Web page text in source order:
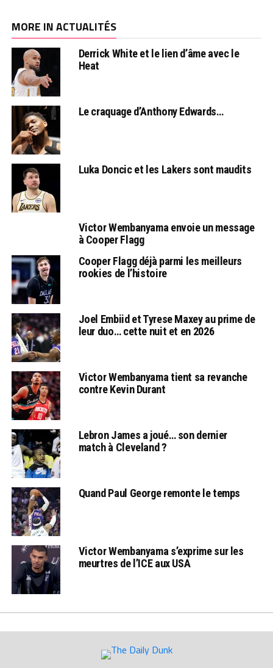
MORE IN ACTUALITÉS
Derrick White et le lien d’âme avec le
Heat
Le craquage d’Anthony Edwards…
Luka Doncic et les Lakers sont maudits
Victor Wembanyama envoie un message
à Cooper Flagg
Cooper Flagg déjà parmi les meilleurs
rookies de l’histoire
Joel Embiid et Tyrese Maxey au prime de
leur duo… cette nuit et en 2026
Victor Wembanyama tient sa revanche
contre Kevin Durant
Lebron James a joué… son dernier
match à Cleveland ?
Quand Paul George remonte le temps
Victor Wembanyama s’exprime sur les
meurtres de l’ICE aux USA